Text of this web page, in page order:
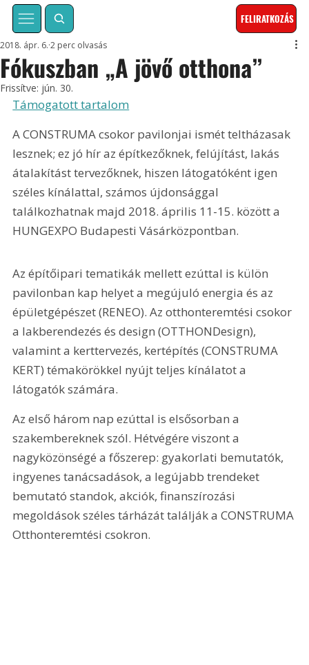
FELIRATKOZÁS
Fókuszban „A jövő otthona”
2018. ápr. 6. 2 perc olvasás
Frissítve: jún. 30.
Támogatott tartalom
A CONSTRUMA csokor pavilonjai ismét teltházasak
lesznek; ez jó hír az építkezőknek, felújítást, lakás
átalakítást tervezőknek, hiszen látogatóként igen
széles kínálattal, számos újdonsággal
találkozhatnak majd 2018. április 11-15. között a
HUNGEXPO Budapesti Vásárközpontban.
Az építőipari tematikák mellett ezúttal is külön
pavilonban kap helyet a megújuló energia és az
épületgépészet (RENEO). Az otthonteremtési csokor
a lakberendezés és design (OTTHONDesign),
valamint a kerttervezés, kertépítés (CONSTRUMA
KERT) témakörökkel nyújt teljes kínálatot a
látogatók számára.
Az első három nap ezúttal is elsősorban a
szakembereknek szól. Hétvégére viszont a
nagyközönségé a főszerep: gyakorlati bemutatók,
ingyenes tanácsadások, a legújabb trendeket
bemutató standok, akciók, finanszírozási
megoldások széles tárházát találják a CONSTRUMA
Otthonteremtési csokron.